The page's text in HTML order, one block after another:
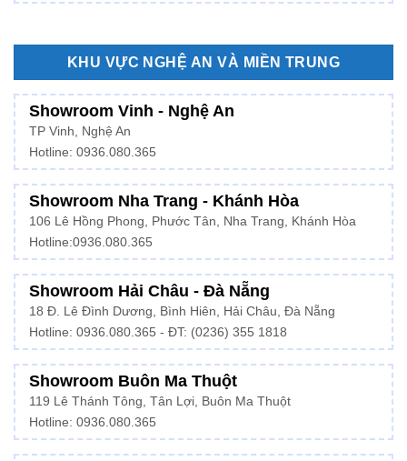
KHU VỰC NGHỆ AN VÀ MIỀN TRUNG
Showroom Vinh - Nghệ An
TP Vinh, Nghệ An
Hotline: 0936.080.365
Showroom Nha Trang - Khánh Hòa
106 Lê Hồng Phong, Phước Tân, Nha Trang, Khánh Hòa
Hotline:0936.080.365
Showroom Hải Châu - Đà Nẵng
18 Đ. Lê Đình Dương, Bình Hiên, Hải Châu, Đà Nẵng
Hotline: 0936.080.365 - ĐT: (0236) 355 1818
Showroom Buôn Ma Thuột
119 Lê Thánh Tông, Tân Lợi, Buôn Ma Thuột
Hotline: 0936.080.365